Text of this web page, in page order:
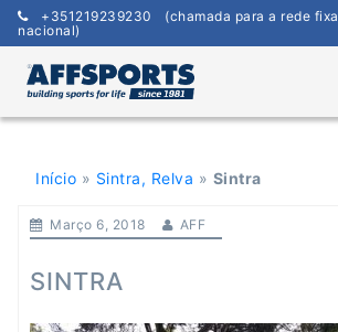
Skip
content
+351219239230 (chamada para a rede fixa
nacional)
Início » Sintra, Relva » Sintra
Março 6, 2018 AFF
SINTRA